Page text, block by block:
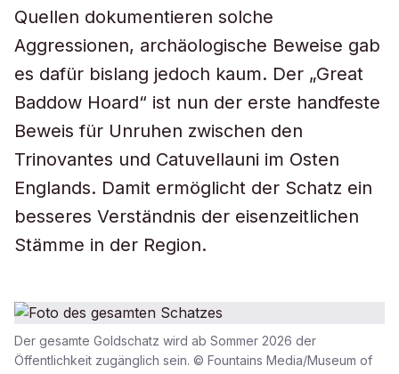
Quellen dokumentieren solche
Aggressionen, archäologische Beweise gab
es dafür bislang jedoch kaum. Der „Great
Baddow Hoard“ ist nun der erste handfeste
Beweis für Unruhen zwischen den
Trinovantes und Catuvellauni im Osten
Englands. Damit ermöglicht der Schatz ein
besseres Verständnis der eisenzeitlichen
Stämme in der Region.
Der gesamte Goldschatz wird ab Sommer 2026 der
Öffentlichkeit zugänglich sein. © Fountains Media/Museum of